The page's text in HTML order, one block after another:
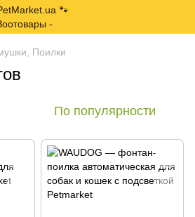
Поилки
По популярности